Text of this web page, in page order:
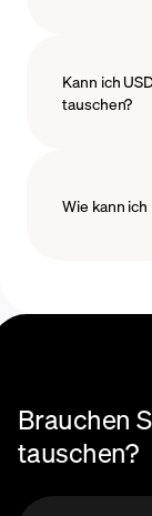
Kann ich
tauschen?
Wie kann
Hilfezentrum
Brauchen
tauschen?